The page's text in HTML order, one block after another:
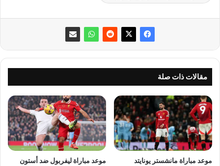
مقالات ذات صلة
موعد مباراة مانشستر يونايتد
موعد مباراة ليفربول ضد أستون